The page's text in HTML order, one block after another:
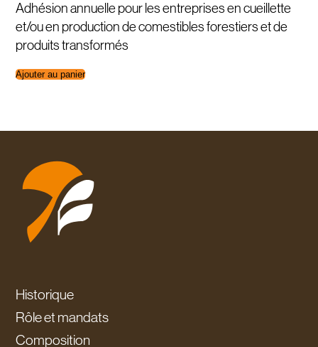
Adhésion annuelle pour les entreprises en cueillette
et/ou en production de comestibles forestiers et de
produits transformés
quantité
entreprises
Cueillette
production
produits
transformés
Ajouter au panier
Historique
Rôle et mandats
Composition